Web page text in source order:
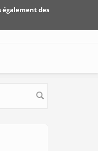
des